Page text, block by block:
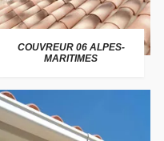
COUVREUR 06 ALPES-
MARITIMES